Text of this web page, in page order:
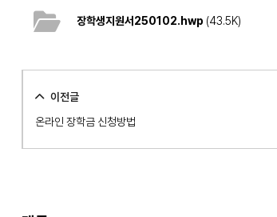
장학생지원서250102.hwp (43.5K)
이전글
온라인 장학금 신청방법